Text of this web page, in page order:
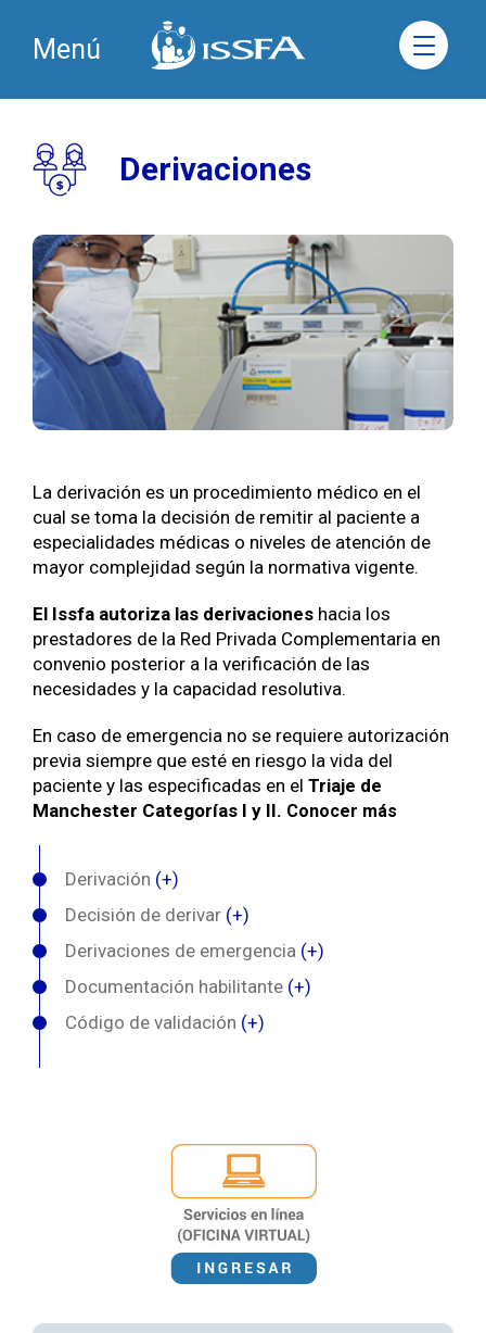
Menú
Derivaciones
La derivación es un procedimiento médico en el
cual se toma la decisión de remitir al paciente a
especialidades médicas o niveles de atención de
mayor complejidad según la normativa vigente.
El Issfa autoriza las derivaciones hacia los
prestadores de la Red Privada Complementaria en
convenio posterior a la verificación de las
necesidades y la capacidad resolutiva.
En caso de emergencia no se requiere autorización
previa siempre que esté en riesgo la vida del
paciente y las especificadas en el Triaje de
Manchester Categorías I y II. Conocer más
Derivación (+)
Decisión de derivar (+)
Derivaciones de emergencia (+)
Documentación habilitante (+)
Código de validación (+)